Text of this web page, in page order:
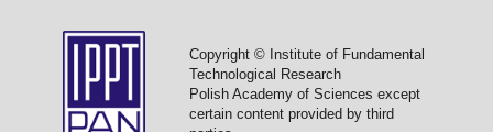
Copyright © Institute of Fundamental
Technological Research
Polish Academy of Sciences except
certain content provided by third